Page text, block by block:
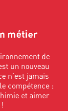
métier
de
un nouveau
n’est jamais
compétence :
et aimer